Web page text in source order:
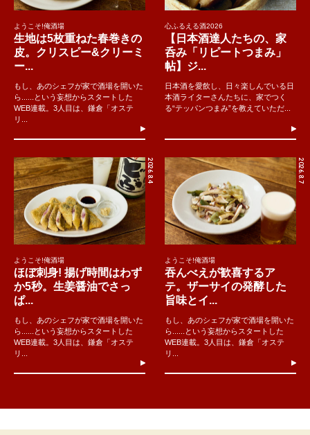
ようこそ!俺酒場
生地は5枚重ねた春巻きの
皮。クリスピー&クリーミ
ー...
もし、あのシェフが家で酒場を開いた
ら......という妄想からスタートした
WEB連載。3人目は、鎌倉「オステ
リ...
心ふるえる酒2026
【日本酒達人たちの、家
呑み「リピートつまみ」
帖】ジ...
日本酒を愛飲し、日々楽しんでいる日
本酒ライターさんたちに、家でつく
る“テッパンつまみ”を教えていただ...
2026.8.4
ようこそ!俺酒場
ほぼ刺身! 揚げ時間はわず
か5秒。生姜醤油でさっ
ぱ...
もし、あのシェフが家で酒場を開いた
ら......という妄想からスタートした
WEB連載。3人目は、鎌倉「オステ
リ...
2026.8.7
ようこそ!俺酒場
吞んべえが歓喜するア
テ。ザーサイの発酵した
旨味とイ...
もし、あのシェフが家で酒場を開いた
ら......という妄想からスタートした
WEB連載。3人目は、鎌倉「オステ
リ...